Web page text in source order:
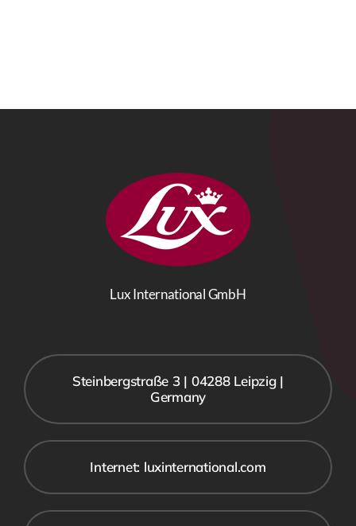
Lux International GmbH
Internet: luxinternational.com
Steinbergstraße 3 | 04288 Leipzig |
Germany